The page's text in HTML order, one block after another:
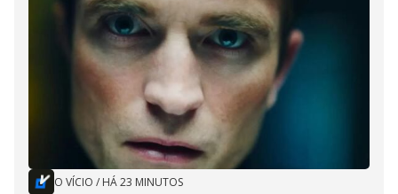
O VÍCIO / HÁ 23 MINUTOS